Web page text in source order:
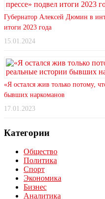
Губернатор Алексей Дюмин в
итоги 2023 года
15.01.2024
«Я остался жив только потому,
бывших наркоманов
17.01.2023
Категории
Общество
Политика
Спорт
Экономика
Бизнес
Аналитика